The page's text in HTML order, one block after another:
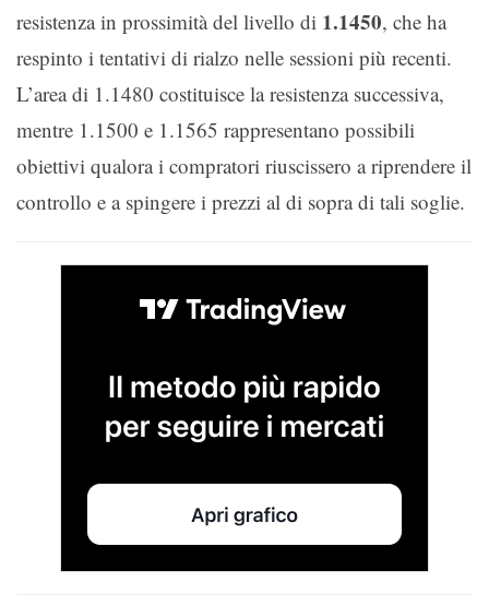
resistenza in prossimità del livello di 1.1450, che ha
respinto i tentativi di rialzo nelle sessioni più recenti.
L’area di 1.1480 costituisce la resistenza successiva,
mentre 1.1500 e 1.1565 rappresentano possibili
obiettivi qualora i compratori riuscissero a riprendere il
controllo e a spingere i prezzi al di sopra di tali soglie.